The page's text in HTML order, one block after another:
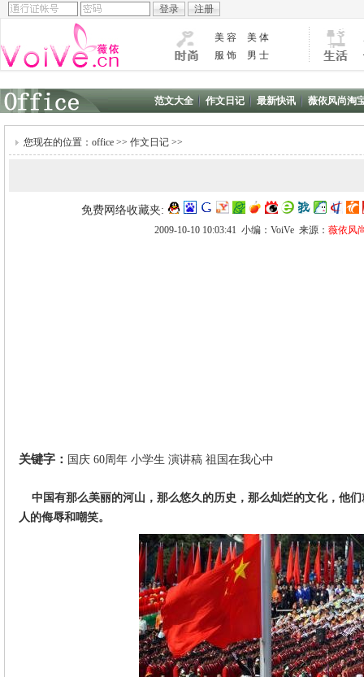
美 容
美 体
服 饰
男 士
范文大全 作文日记 最新快讯 薇依风尚淘
您现在的位置： office >> 作文日记 >>
免费网络收藏夹:
2009-10-10 10:03:41 小编：VoiVe 来源： 薇依风
关键字： 国庆 60周年 小学生 演讲稿 祖国在我心中
中国有那么美丽的河山，那么悠久的历史，那么灿烂的文化，他
人的侮辱和嘲笑。